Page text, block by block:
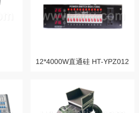
12*4000W直通硅 HT-YPZ012